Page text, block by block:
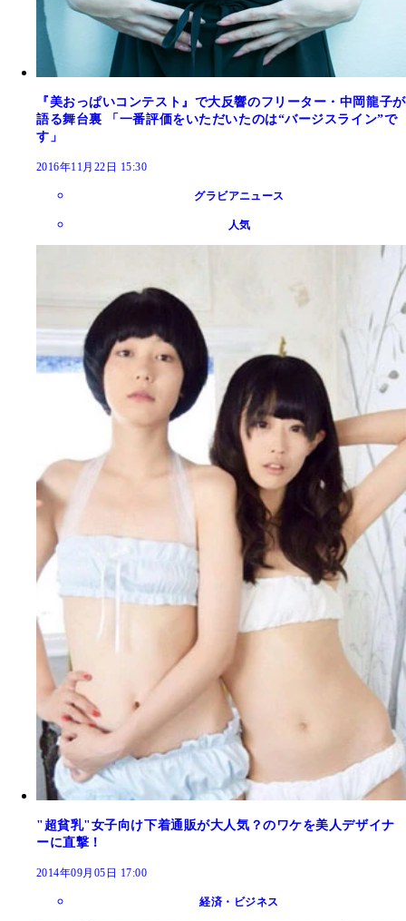
『美おっぱいコンテスト』で大反響のフリーター・中岡龍子が
語る舞台裏 「一番評価をいただいたのは“バージスライン”で
す」
2016年11月22日 15:30
グラビアニュース
人気
"超貧乳"女子向け下着通販が大人気？のワケを美人デザイナ
ーに直撃！
2014年09月05日 17:00
経済・ビジネス